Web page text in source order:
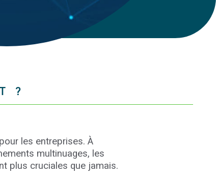
?
les entreprises. À
multinuages, les
plus cruciales que jamais.